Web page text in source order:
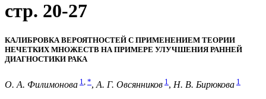
стр. 20-27
КАЛИБРОВКА ВЕРОЯТНОСТЕЙ С ПРИМЕНЕНИЕМ ТЕОРИИ
НЕЧЕТКИХ МНОЖЕСТВ НА ПРИМЕРЕ УЛУЧШЕНИЯ РАННЕЙ
ДИАГНОСТИКИ РАКА
О. А. Филимонова 1 *, А. Г. Овсянников 1 , Н. В. Бирюкова 1